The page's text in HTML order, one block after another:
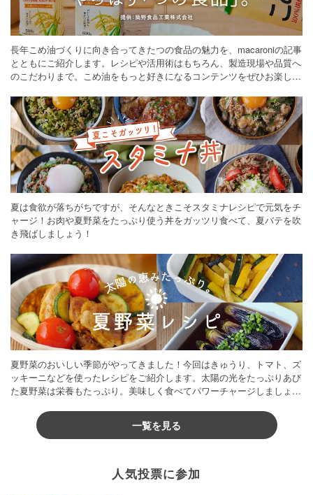
長年こめ油づくりに向き合ってきたつの食品の魅力を、macaroniの記事
とともにご紹介します。レシピや活用術はもちろん、製造現場や品質へ
のこだわりまで。こめ油をもっと好きになるコンテンツをぜひお楽しみ
夏は食欲が落ちがちですが、そんなときこそスタミナレシピで元気をチ
ャージ！お肉や夏野菜をたっぷり使う丼をガッツリ食べて、夏バテを吹
き飛ばしましょう！
夏野菜のおいしい季節がやってきました！今回はきゅうり、トマト、ズ
ッキーニなどを使ったレシピをご紹介します。太陽の光をたっぷりあび
た夏野菜は栄養もたっぷり。美味しく食べてパワーチャージしましょう
一覧を見る
人気投票に参加